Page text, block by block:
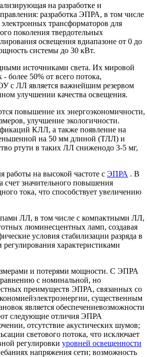
на разработке и
разработка ЭПРА, в том числе
трансформаторов для
поколения твердотельных
освещения вдиапазоне от 0 до
системы до 30 кВт.
источниками света. Их мировой
более 50% от всего потока,
с ЛЛ является важнейшим резервом
улучшении качества освещения.
повышение их энергоэкономичности,
улучшение экологичности.
КЛЛ, а также появление на
на 50 мм длиной (ТЛЛ) и
ртути в таких ЛЛ сниженодо 3-5 мг,
работы на высокой частоте с ЭПРА . В
счет значительного повышения
тока, что способствует увеличению
ЛЛ, в том числе с компактными ЛЛ,
люминесцентных ламп, создавая
условия стабилизации разряда в
характеристиками
и потерями мощности. С ЭПРА
с номинальной, но
преимуществ ЭПРА, связанных со
существенным
является обеспечениевозможности
следующие отличия ЭПРА
отсутствие акустических шумов;
светового потока, что исключает
регулировки уровней освещенности
напряжения сети; возможность